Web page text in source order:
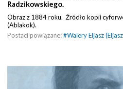
Radzikowskiego.
Obraz z 1884 roku. Źródło kopii
(Ablakok).
Postaci powiązane:#Walery Eljasz